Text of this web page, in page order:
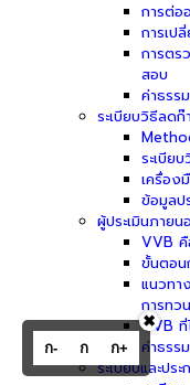
การต่อ
การเป
การตร
สอบ
ค่าธรร
ระเบียบวิธีลดก๊
ระเบีย
เครื่อง
ข้อมูลป
ผู้ประเมินภาย
VVB คื
ขั้นตอน
แนวทา
การทว
VVB ที่
ค่าธรร
ระเบียบและประ
ก- ก ก+
✖